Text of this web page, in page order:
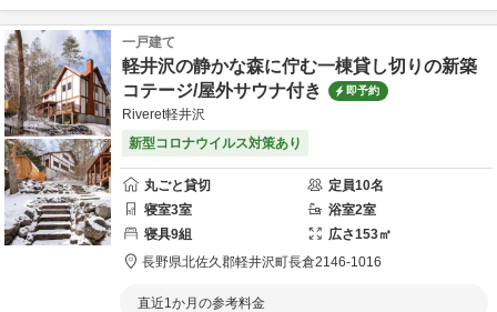
一戸建て
軽井沢の静かな森に佇む一棟貸し切りの新築
コテージ/屋外サウナ付き
即予約
Riveret軽井沢
新型コロナウイルス対策あり
丸ごと貸切 定員10名
寝室3室 浴室2室
寝具9組 広さ153㎡
長野県北佐久郡軽井沢町長倉2146-1016
直近1か月の参考料金